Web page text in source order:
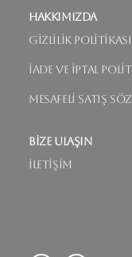
Hakkımızda
Gizlilik Politikası
İade ve İptal
Mesafeli Satış
Bize Ulaşın
İletişim